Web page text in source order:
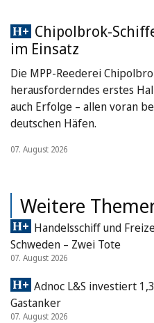
Chipolbrok-
im Einsatz
Die MPP-Reederei
herausforderndes erstes
auch Erfolge – allen voran
deutschen Häfen.
07. August 2026
Weitere
Handelsschiff und
Schweden – Zwei Tote
07. August 2026
Adnoc L&S investiert
Gastanker
07. August 2026